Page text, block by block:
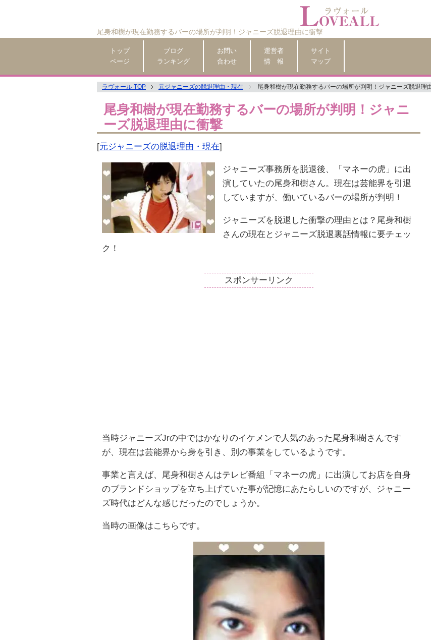
尾身和樹が現在勤務するバーの場所が判明！ジャニーズ脱退理由に衝撃
トップ
ページ
ブログ
ランキング
お問い
合わせ
運営者
情 報
サイト
マップ
ラヴォール TOP 元ジャニーズの脱退理由・現在 尾身和樹が現在勤務するバーの場所が判明！ジャニーズ脱退理
尾身和樹が現在勤務するバーの場所が判明！ジャニ
ーズ脱退理由に衝撃
[元ジャニーズの脱退理由・現在]
ジャニーズ事務所を脱退後、「マネーの虎」に出
演していたの尾身和樹さん。現在は芸能界を引退
していますが、働いているバーの場所が判明！
ジャニーズを脱退した衝撃の理由とは？尾身和樹
さんの現在とジャニーズ脱退裏話情報に要チェッ
ク！
スポンサーリンク
当時ジャニーズJrの中ではかなりのイケメンで人気のあった尾身和樹さんです
が、現在は芸能界から身を引き、別の事業をしているようです。
事業と言えば、尾身和樹さんはテレビ番組「マネーの虎」に出演してお店を自身
のブランドショップを立ち上げていた事が記憶にあたらしいのですが、ジャニー
ズ時代はどんな感じだったのでしょうか。
当時の画像はこちらです。